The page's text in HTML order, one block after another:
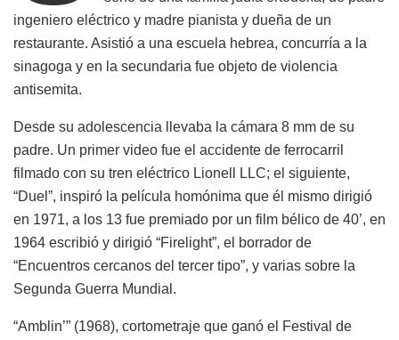
ingeniero eléctrico y madre pianista y dueña de un
restaurante. Asistió a una escuela hebrea, concurría a la
sinagoga y en la secundaria fue objeto de violencia
antisemita.
Desde su adolescencia llevaba la cámara 8 mm de su
padre. Un primer video fue el accidente de ferrocarril
filmado con su tren eléctrico Lionell LLC; el siguiente,
“Duel”, inspiró la película homónima que él mismo dirigió
en 1971, a los 13 fue premiado por un film bélico de 40’, en
1964 escribió y dirigió “Firelight”, el borrador de
“Encuentros cercanos del tercer tipo”, y varias sobre la
Segunda Guerra Mundial.
“Amblin’” (1968), cortometraje que ganó el Festival de